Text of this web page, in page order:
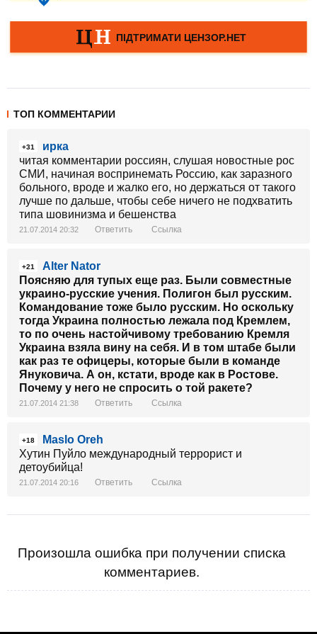
ТОП КОММЕНТАРИИ
+31
ирка
читая комментарии россиян, слушая новостные рос
СМИ, начиная воспринемать Россию, как заразного
больного, вроде и жалко его, но держаться от такого
лучше по дальше, чтобы себе ничего не подхватить
типа шовинизма и бешенства
21.07.2014 20:32 Ответить Ссылка
+21
Alter Nator
Поясняю для тупых еще раз. Были совместные
украино-русские учения. Полигон был русским.
Командование тоже было русским. Но оскольку
тогда Украина полностью лежала под Кремлем,
то по очень настойчивому требованию Кремля
Украина взяла вину на себя. И в том штабе были
как раз те офицеры, которые были в команде
Януковича. А он, кстати, вроде как в Ростове.
Почему у него не спросить о той ракете?
21.07.2014 21:38 Ответить Ссылка
+18
Maslo Oreh
Хутин Пуйло международный террорист и
детоубийца!
21.07.2014 20:16 Ответить Ссылка
Произошла ошибка при получении списка
комментариев.